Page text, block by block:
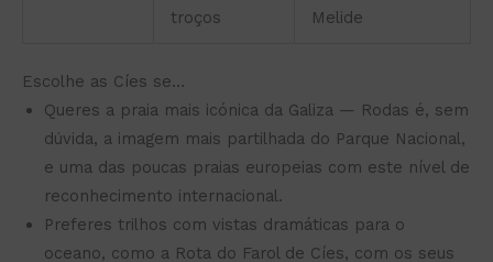
troços
Melide
Escolhe as Cíes se…
Queres a praia mais icónica da Galiza — Rodas é, sem
dúvida, a imagem mais partilhada do Parque Nacional,
e uma das poucas praias europeias com este nível de
reconhecimento internacional.
Preferes trilhos com vistas dramáticas para o
oceano, como a Rota do Farol de Cíes, com os seus